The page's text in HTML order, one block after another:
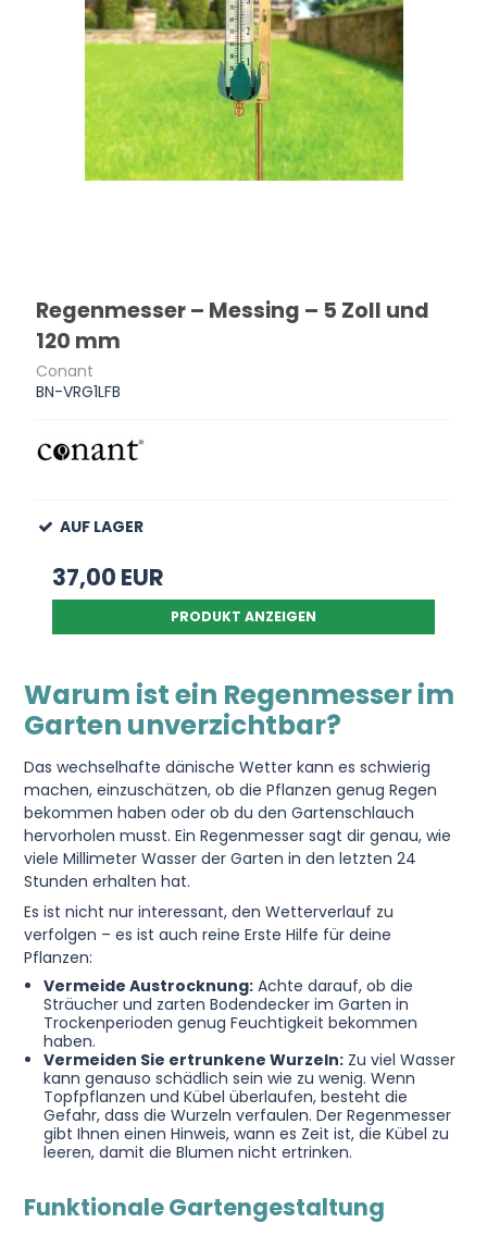
Regenmesser – Messing – 5 Zoll und
120 mm
Conant
BN-VRG1LFB
AUF LAGER
37,00 EUR
PRODUKT ANZEIGEN
Warum ist ein Regenmesser im
Garten unverzichtbar?
Das wechselhafte dänische Wetter kann es schwierig
machen, einzuschätzen, ob die Pflanzen genug Regen
bekommen haben oder ob du den Gartenschlauch
hervorholen musst. Ein Regenmesser sagt dir genau, wie
viele Millimeter Wasser der Garten in den letzten 24
Stunden erhalten hat.
Es ist nicht nur interessant, den Wetterverlauf zu
verfolgen – es ist auch reine Erste Hilfe für deine
Pflanzen:
Vermeide Austrocknung:Achte darauf, ob die
Sträucher und zarten Bodendecker im Garten in
Trockenperioden genug Feuchtigkeit bekommen
haben.
Vermeiden Sie ertrunkene Wurzeln:Zu viel Wasser
kann genauso schädlich sein wie zu wenig. Wenn
Topfpflanzen und Kübel überlaufen, besteht die
Gefahr, dass die Wurzeln verfaulen. Der Regenmesser
gibt Ihnen einen Hinweis, wann es Zeit ist, die Kübel zu
leeren, damit die Blumen nicht ertrinken.
Funktionale Gartengestaltung